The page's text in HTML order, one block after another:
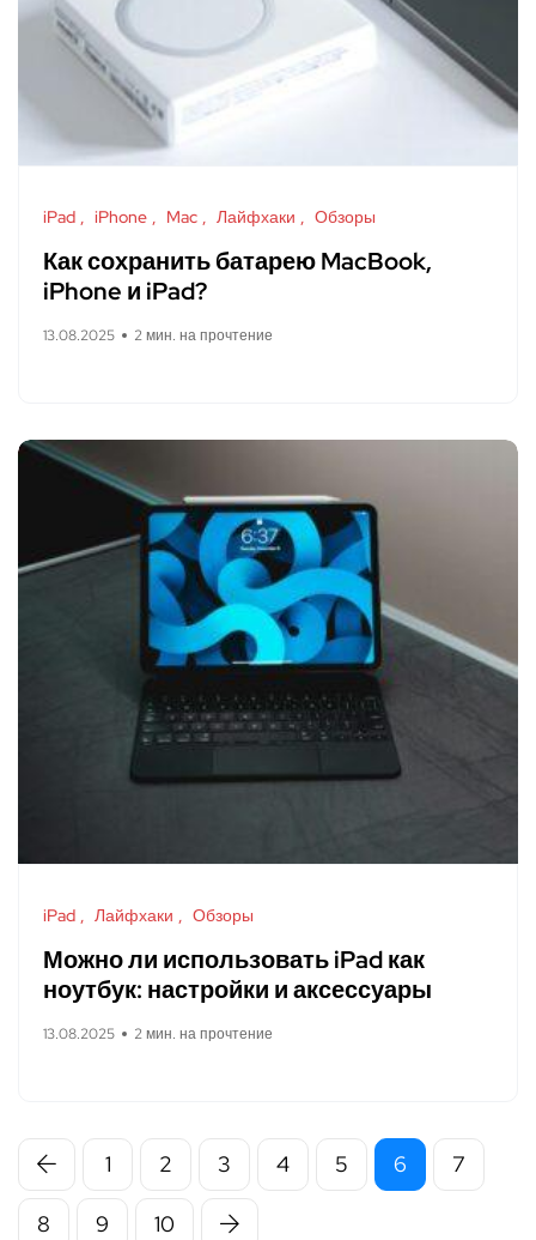
iPad iPhone Mac Лайфхаки Обзоры
Как сохранить батарею MacBook,
iPhone и iPad?
13.08.2025 2 мин. на прочтение
iPad Лайфхаки Обзоры
Можно ли использовать iPad как
ноутбук: настройки и аксессуары
13.08.2025 2 мин. на прочтение
1 2 3 4 5 6 7
8 9 10